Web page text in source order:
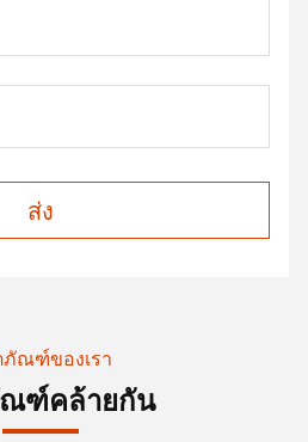
ส่ง
ภัณฑ์ของเรา
ฑ์คล้ายกัน